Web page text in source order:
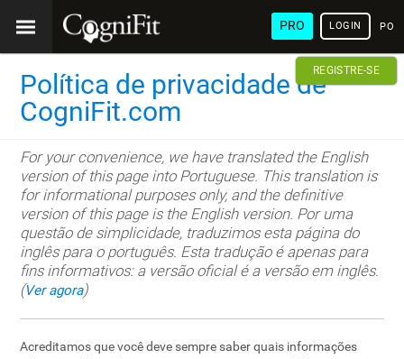
PRO LOGIN
REGISTRE-SE
Política de privacidade de
CogniFit.com
For your convenience, we have translated the English
version of this page into Portuguese. This translation is
for informational purposes only, and the definitive
version of this page is the English version. Por uma
questão de simplicidade, traduzimos esta página do
inglês para o português. Esta tradução é apenas para
fins informativos: a versão oficial é a versão em inglês.
(Ver agora)
Acreditamos que você deve sempre saber quais informações